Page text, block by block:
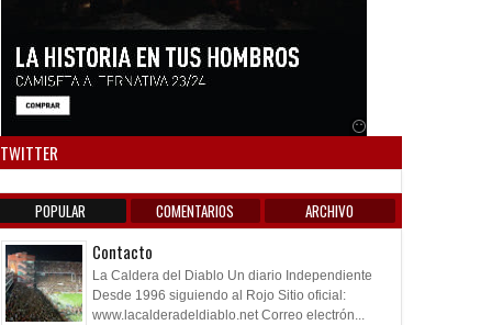
TWITTER
POPULAR COMENTARIOS ARCHIVO
Contacto
La Caldera del Diablo Un diario Independiente
Desde 1996 siguiendo al Rojo Sitio oficial:
www.lacalderadeldiablo.net Correo electrón...